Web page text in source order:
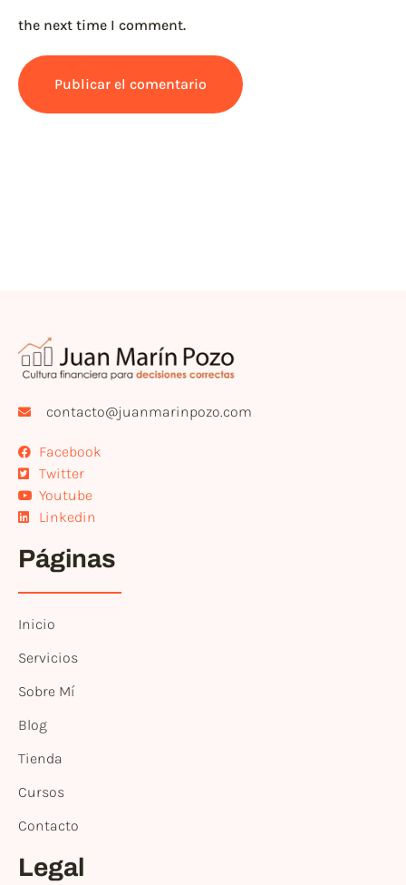
the next time I comment.
contacto@juanmarinpozo.com
Facebook
Twitter
Youtube
Linkedin
Páginas
Inicio
Servicios
Sobre Mí
Blog
Tienda
Cursos
Contacto
Legal